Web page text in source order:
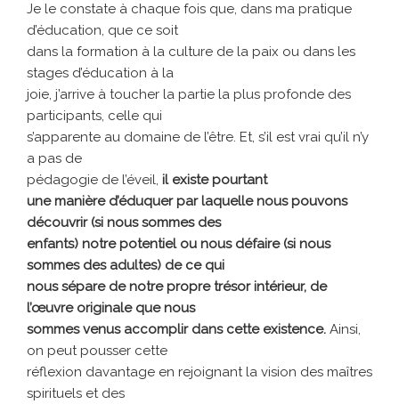
Je le constate à chaque fois que, dans ma pratique
d’éducation, que ce soit
dans la formation à la culture de la paix ou dans les
stages d’éducation à la
joie, j’arrive à toucher la partie la plus profonde des
participants, celle qui
s’apparente au domaine de l’être. Et, s’il est vrai qu’il n’y
a pas de
pédagogie de l’éveil, il existe pourtant
une manière d’éduquer par laquelle nous pouvons
découvrir (si nous sommes des
enfants) notre potentiel ou nous défaire (si nous
sommes des adultes) de ce qui
nous sépare de notre propre trésor intérieur, de
l’œuvre originale que nous
sommes venus accomplir dans cette existence. Ainsi,
on peut pousser cette
réflexion davantage en rejoignant la vision des maîtres
spirituels et des